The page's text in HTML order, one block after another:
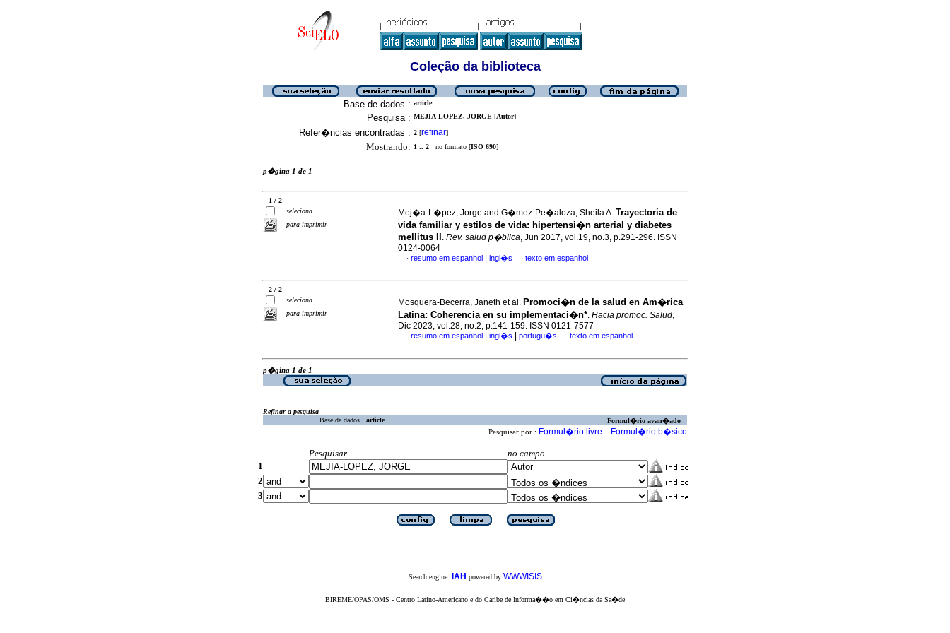
Coleção da biblioteca
Base de dados : article
Pesquisa : MEJIA-LOPEZ, JORGE [Autor]
Refer�ncias encontradas : 2 [refinar]
Mostrando: 1 .. 2 no formato [ISO 690]
p�gina 1 de 1
1 / 2
seleciona
para imprimir
Mej�a-L�pez, Jorge and G�mez-Pe�aloza, Sheila A. Trayectoria de
vida familiar y estilos de vida: hipertensi�n arterial y diabetes
mellitus II
. Rev. salud p�blica, Jun 2017, vol.19, no.3, p.291-296. ISSN
0124-0064
· resumo em espanhol ingl�s · texto em espanhol
2 / 2
seleciona
para imprimir
Mosquera-Becerra, Janeth et al. Promoci�n de la salud en Am�rica
Latina: Coherencia en su implementaci�n*. Hacia promoc. Salud,
Dic 2023, vol.28, no.2, p.141-159. ISSN 0121-7577
· resumo em espanhol ingl�s portugu�s · texto em espanhol
p�gina 1 de 1
Refinar a pesquisa
Base de dados : article Formul�rio avan�ado
Pesquisar por : Formul�rio livre Formul�rio b�sico
Pesquisar
no campo
1
2
3
Search engine: iAH powered by WWWISIS
BIREME/OPAS/OMS - Centro Latino-Americano e do Caribe de Informa��o em Ci�ncias da Sa�de